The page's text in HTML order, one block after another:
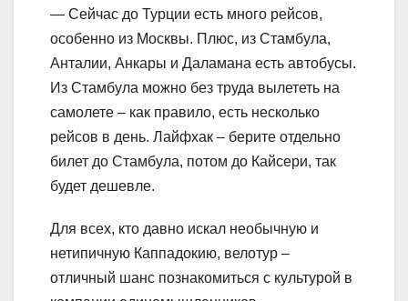
— Сейчас до Турции есть много рейсов,
особенно из Москвы. Плюс, из Стамбула,
Анталии, Анкары и Даламана есть автобусы.
Из Стамбула можно без труда вылететь на
самолете – как правило, есть несколько
рейсов в день. Лайфхак – берите отдельно
билет до Стамбула, потом до Кайсери, так
будет дешевле.
Для всех, кто давно искал необычную и
нетипичную Каппадокию, велотур –
отличный шанс познакомиться с культурой в